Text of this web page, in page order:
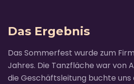
Das Ergebnis
Das Sommerfest wurde zum
Jahres. Die Tanzfläche war von
die Geschäftsleitung buchte uns